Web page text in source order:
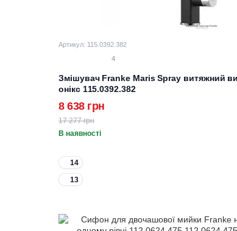
Артикул: 115.0392.382
4
Змішувач Franke Maris Spray витяжний
онікс 115.0392.382
17 277 грн
8 638 грн
В наявності
14
13